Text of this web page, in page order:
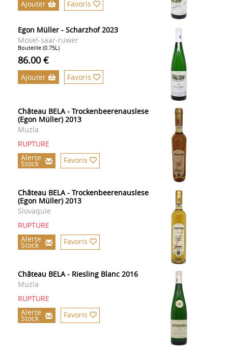
Ajouter Favoris
Egon Müller - Scharzhof 2023
Mosel-saar-ruwer
Bouteille (0.75L)
86.00 €
Ajouter Favoris
Château BELA - Trockenbeerenauslese
(Egon Müller) 2013
Muzla
RUPTURE
Alerte
Stock Favoris
Château BELA - Trockenbeerenauslese
(Egon Müller) 2013
Slovaquie
RUPTURE
Alerte
Stock Favoris
Château BELA - Riesling Blanc 2016
Muzla
RUPTURE
Alerte
Stock Favoris